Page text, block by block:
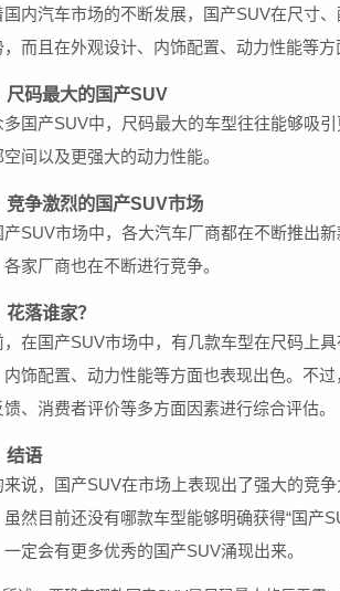
国内汽车市场的不断发展，国产SUV在尺寸
，而且在外观设计、内饰配置、动力性能等
尺码最大的国产SUV
多国产SUV中，尺码最大的车型往往能够吸
空间以及更强大的动力性能。
竞争激烈的国产SUV市场
产SUV市场中，各大汽车厂商都在不断推出
家厂商也在不断进行竞争。
花落谁家？
，在国产SUV市场中，有几款车型在尺码上
内饰配置、动力性能等方面也表现出色。不
馈、消费者评价等多方面因素进行综合评估。
结语
来说，国产SUV在市场上表现出了强大的竞
虽然目前还没有哪款车型能够明确获得“国产
一定会有更多优秀的国产SUV涌现出来。